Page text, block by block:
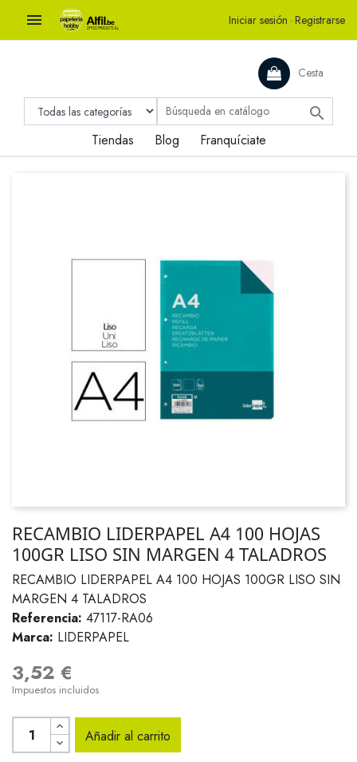
 Iniciar sesión · Registrarse
Cesta

Tiendas Blog Franquíciate
RECAMBIO LIDERPAPEL A4 100 HOJAS
100GR LISO SIN MARGEN 4 TALADROS
RECAMBIO LIDERPAPEL A4 100 HOJAS 100GR LISO SIN
MARGEN 4 TALADROS
Referencia: 47117-RA06
Marca: LIDERPAPEL
3,52 €
Impuestos incluidos
Añadir al carrito